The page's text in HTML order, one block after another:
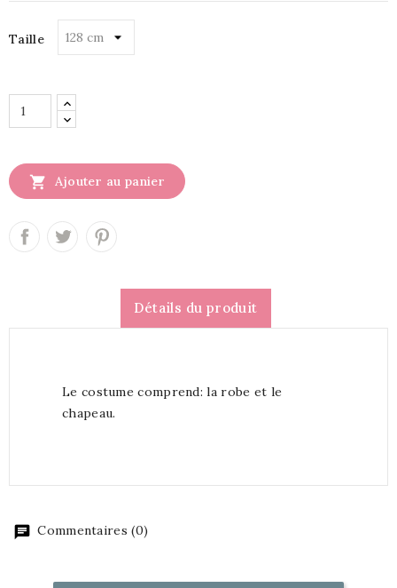
Taille
 Ajouter au panier
Détails du produit
Le costume comprend: la robe et le
chapeau.
Commentaires (0)